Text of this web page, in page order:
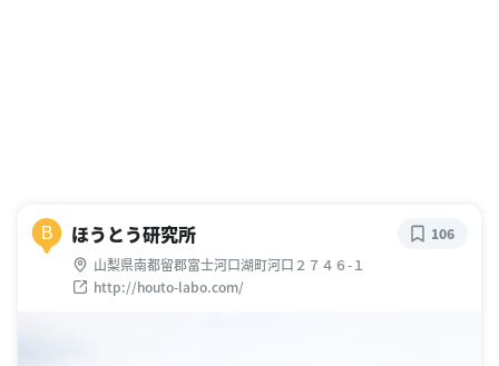
B ほうとう研究所
山梨県南都留郡富士河口湖町河口２７４６-１
http://houto-labo.com/
106